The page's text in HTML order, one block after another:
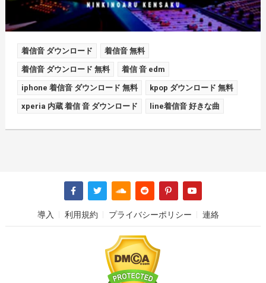
着信音 ダウンロード 着信音 無料
着信音 ダウンロード 無料 着信 音 edm
iphone 着信音 ダウンロード 無料 kpop ダウンロード 無料
xperia 内蔵 着信 音 ダウンロード line着信音 好きな曲
導入 利用規約 プライバシーポリシー 連絡